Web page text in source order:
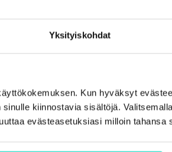
Yksityiskohdat
Kun hyväksyt
kiinnostavia sisältöjä.
evästeasetuksiasi milloin tahansa
Yritysjohdon rooli